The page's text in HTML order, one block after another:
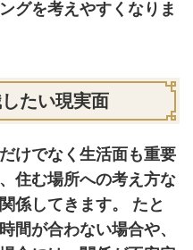
グを考えやすくなりま
たい現実面
けでなく生活面も重要
住む場所への考え方な
係してきます。 たと
間が合わない場合や、